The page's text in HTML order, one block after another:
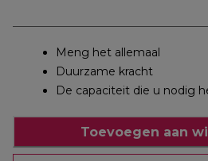
Meng het allemaal
Duurzame kracht
De capaciteit die u nodig
Toevoegen aan